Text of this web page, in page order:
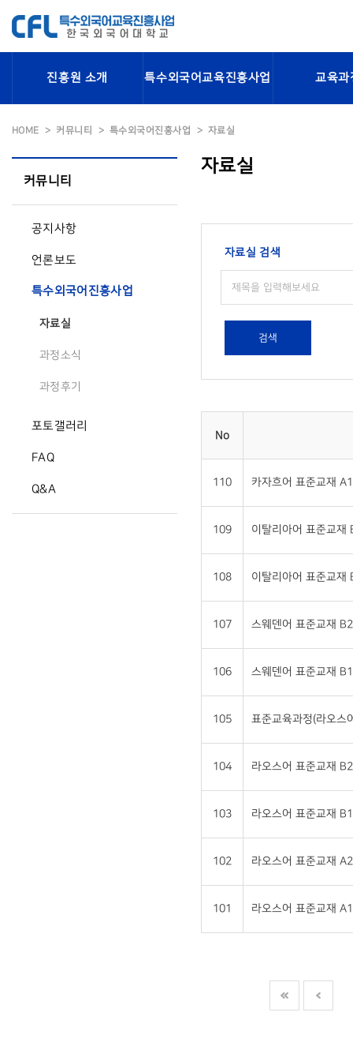
진흥원 소개 특수외국어교육진흥사업 교육과
HOME 커뮤니티 특수외국어진흥사업 자료실
커뮤니티
공지사항
언론보도
특수외국어진흥사업
자료실
과정소식
과정후기
포토갤러리
FAQ
Q&A
자료실
자료실 검색
검색
No
110 카자흐어 표준교재
109 이탈리아어 표준교재
108 이탈리아어 표준교재
107 스웨덴어 표준교재
106 스웨덴어 표준교재
105 표준교육과정(라오스
104 라오스어 표준교재
103 라오스어 표준교재
102 라오스어 표준교재
101 라오스어 표준교재